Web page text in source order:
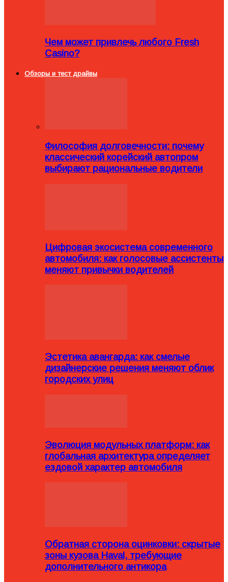
Чем может привлечь любого Fresh
Casino?
Обзоры и тест драйвы
Философия долговечности: почему
классический корейский автопром
выбирают рациональные водители
Цифровая экосистема современного
автомобиля: как голосовые ассистенты
меняют привычки водителей
Эстетика авангарда: как смелые
дизайнерские решения меняют облик
городских улиц
Эволюция модульных платформ: как
глобальная архитектура определяет
ездовой характер автомобиля
Обратная сторона оцинковки: скрытые
зоны кузова Haval, требующие
дополнительного антикора